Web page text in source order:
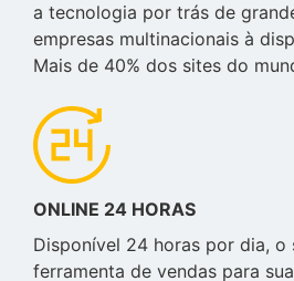
a tecnologia por trás de
empresas multinacionais à
Mais de 40% dos sites do
ONLINE 24 HORAS
Disponível 24 horas por dia, o
ferramenta de vendas para